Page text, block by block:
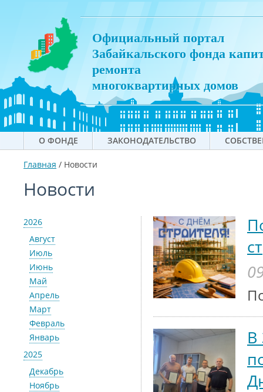
Официальный портал
Забайкальского фонда
ремонта
многоквартирных домов
О ФОНДЕ ЗАКОНОДАТЕЛЬСТВО
Главная / Новости
Новости
2026
Август
Июль
Июнь
Май
Апрель
Март
Февраль
Январь
2025
Декабрь
Ноябрь
В